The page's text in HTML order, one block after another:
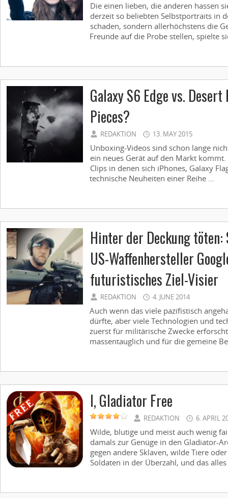
Die einen lieben, die anderen hassen
derzeit so beliebten Selbstportraits in
schaden, sondern allerhöchstens die
Freunde auf die Probe stellen, spielte
Galaxy S6 Edge vs.
Pieces?
REDAKTION 13. MAY 2015
Unboxing-Videos sind schon lange
ein neues Gerät auf den Markt
Clips in denen sich iPhones, Galaxy
technische Neuheiten einer Reihe ...
Hinter der Deckung töten:
US-Waffenhersteller
futuristisches Ziel-Visier
REDAKTION 4. JUNE 2014
Auch wenn das viele pazifistisch
dürfte, aber viele Technologien und
zuerst für militärische Zwecke
massentauglich und für die gemeine
I, Gladiator Free
REDAKTION 6. APRIL
Wilde, blutige und meist auch wenig
damals zur Genüge in den Gladiator-
gegen andere Sklaven, wilde Tiere
Soldaten in der Überzahl, und das alles